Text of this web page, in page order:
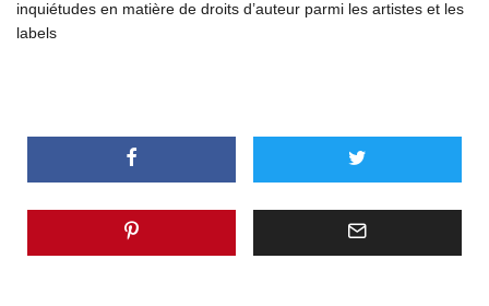
inquiétudes en matière de droits d’auteur parmi les artistes et les
labels